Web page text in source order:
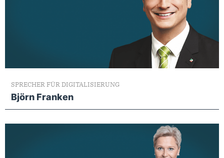
SPRECHER FÜR DIGITALISIERUNG
Björn Franken